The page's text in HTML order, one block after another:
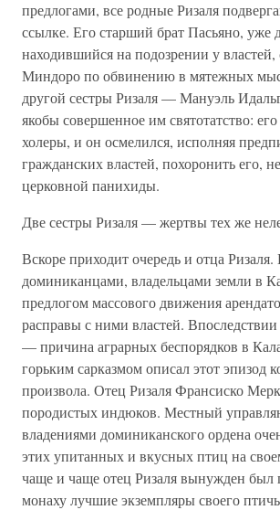
предлогами, все родные Ризаля
ссылке. Его старший брат Пасьяно, уже
находившийся на подозрении у властей,
Миндоро по обвинению в мятежных
другой сестры Ризаля — Мануэль
якобы совершенное им святотатство:
холеры, и он осмелился, исполняя
гражданских властей, похоронить его,
церковной панихиды.
Две сестры Ризаля — жертвы тех же
Вскоре приходит очередь и отца
доминиканцами, владельцами земли в
предлогом массового движения
расправы с ними властей.
— причина аграрных беспорядков в
горьким сарказмом описал этот эпизод
произвола. Отец Ризаля Франсиско
породистых индюков. Местный
владениями доминиканского ордена
этих упитанных и вкусных птиц на
чаще и чаще отец Ризаля вынужден был
монаху лучшие экземпляры своего